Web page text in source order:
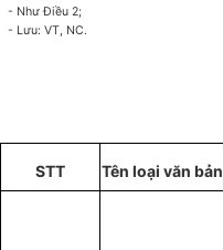
- Như Điều 2;
- Lưu: VT, NC.
STT
Tên loại văn bản